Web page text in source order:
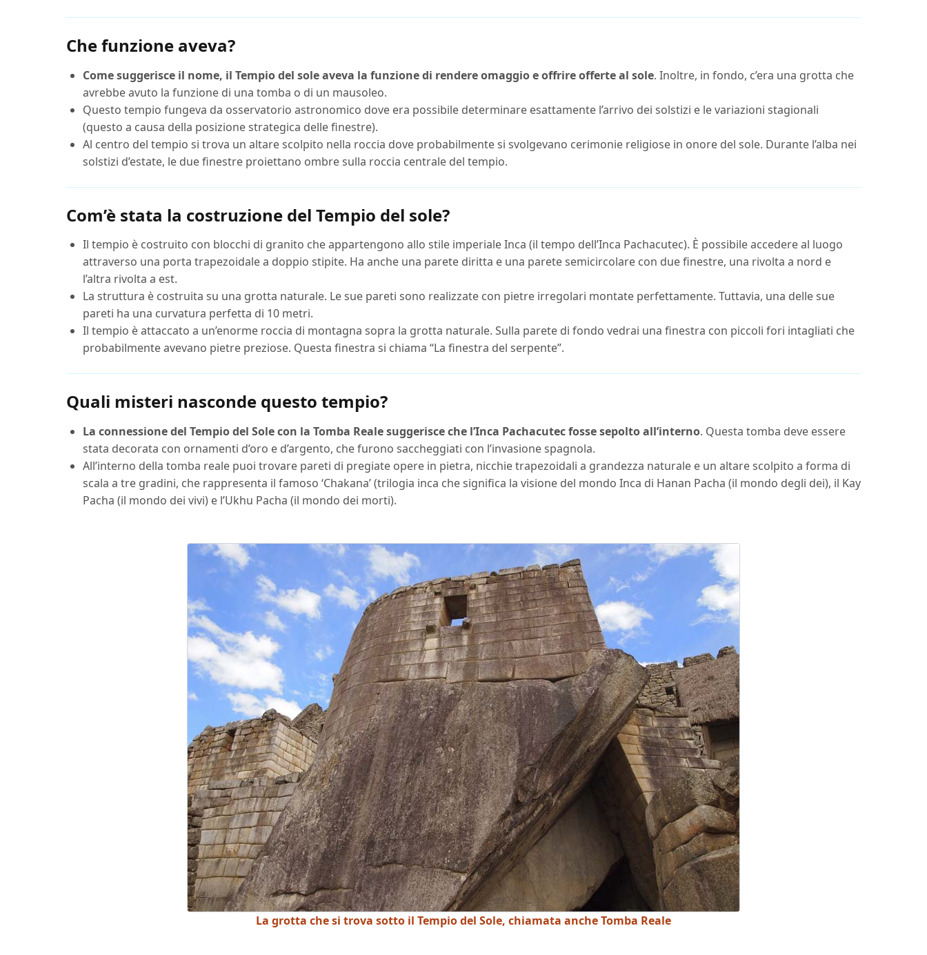
Che funzione aveva?
Come suggerisce il nome, il Tempio del sole aveva la funzione di rendere omaggio e offrire offerte al sole. Inoltre, in fondo, c’era una grotta che
avrebbe avuto la funzione di una tomba o di un mausoleo.
Questo tempio fungeva da osservatorio astronomico dove era possibile determinare esattamente l’arrivo dei solstizi e le variazioni stagionali
(questo a causa della posizione strategica delle finestre).
Al centro del tempio si trova un altare scolpito nella roccia dove probabilmente si svolgevano cerimonie religiose in onore del sole. Durante l’alba nei
solstizi d’estate, le due finestre proiettano ombre sulla roccia centrale del tempio.
Com’è stata la costruzione del Tempio del sole?
Il tempio è costruito con blocchi di granito che appartengono allo stile imperiale Inca (il tempo dell’Inca Pachacutec). È possibile accedere al luogo
attraverso una porta trapezoidale a doppio stipite. Ha anche una parete diritta e una parete semicircolare con due finestre, una rivolta a nord e
l’altra rivolta a est.
La struttura è costruita su una grotta naturale. Le sue pareti sono realizzate con pietre irregolari montate perfettamente. Tuttavia, una delle sue
pareti ha una curvatura perfetta di 10 metri.
Il tempio è attaccato a un’enorme roccia di montagna sopra la grotta naturale. Sulla parete di fondo vedrai una finestra con piccoli fori intagliati che
probabilmente avevano pietre preziose. Questa finestra si chiama “La finestra del serpente”.
Quali misteri nasconde questo tempio?
La connessione del Tempio del Sole con la Tomba Reale suggerisce che l’Inca Pachacutec fosse sepolto all’interno. Questa tomba deve essere
stata decorata con ornamenti d’oro e d’argento, che furono saccheggiati con l’invasione spagnola.
All’interno della tomba reale puoi trovare pareti di pregiate opere in pietra, nicchie trapezoidali a grandezza naturale e un altare scolpito a forma di
scala a tre gradini, che rappresenta il famoso ‘Chakana’ (trilogia inca che significa la visione del mondo Inca di Hanan Pacha (il mondo degli dei), il Kay
Pacha (il mondo dei vivi) e l’Ukhu Pacha (il mondo dei morti).
La grotta che si trova sotto il Tempio del Sole, chiamata anche Tomba Reale